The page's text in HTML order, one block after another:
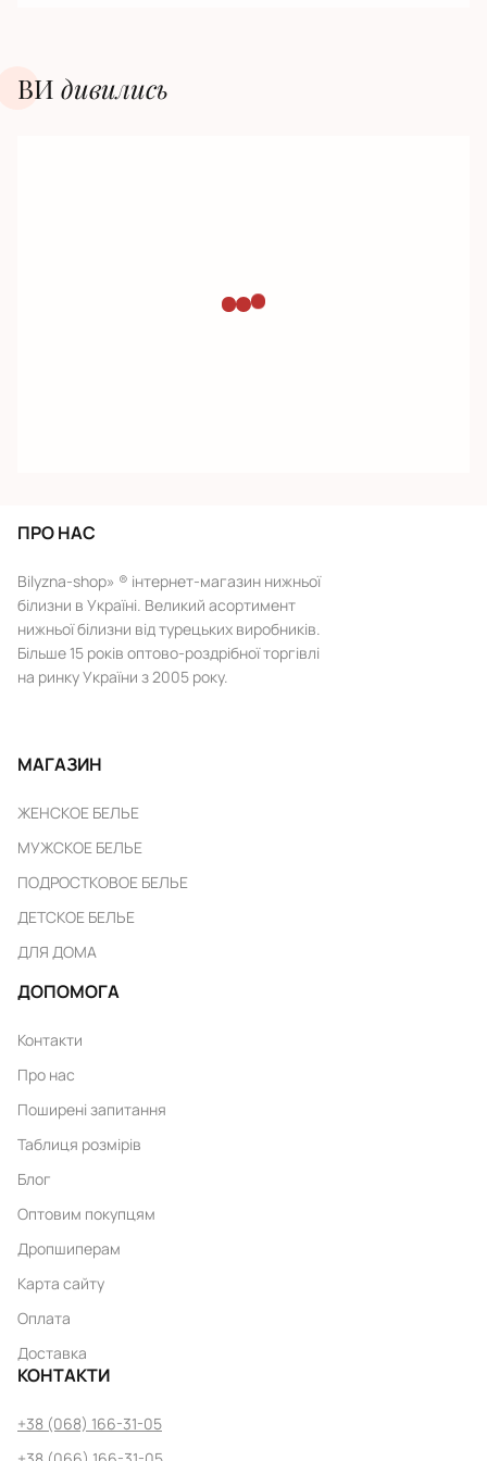
ВИ дивилиcь
ПРО НАС
Bilyzna-shop» ® інтернет-магазин нижньої
білизни в Україні. Великий асортимент
нижньої білизни від турецьких виробників.
Більше 15 років оптово-роздрібної торгівлі
на ринку України з 2005 року.
МАГАЗИН
ЖЕНСКОЕ БЕЛЬЕ
МУЖСКОЕ БЕЛЬЕ
ПОДРОСТКОВОЕ БЕЛЬЕ
ДЕТСКОЕ БЕЛЬЕ
ДЛЯ ДОМА
ДОПОМОГА
Контакти
Про нас
Поширені запитання
Таблиця розмірів
Блог
Оптовим покупцям
Дропшиперам
Карта сайту
Оплата
Доставка
КОНТАКТИ
+38 (068) 166-31-05